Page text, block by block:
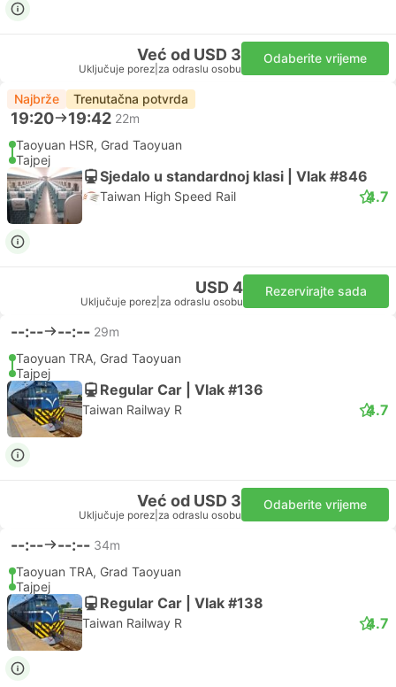
Već od USD 3
Uključuje porez za odraslu osobu
Odaberite vrijeme
Najbrže Trenutačna potvrda
19:20 19:42 22m
Taoyuan HSR, Grad Taoyuan
Tajpej
Sjedalo u standardnoj klasi | Vlak #846
Taiwan High Speed Rail 4.7
USD 4
Uključuje porez za odraslu osobu
Rezervirajte sada
--:-- --:-- 29m
Taoyuan TRA, Grad Taoyuan
Tajpej
Regular Car | Vlak #136
Taiwan Railway R 4.7
Već od USD 3
Uključuje porez za odraslu osobu
Odaberite vrijeme
--:-- --:-- 34m
Taoyuan TRA, Grad Taoyuan
Tajpej
Regular Car | Vlak #138
Taiwan Railway R 4.7